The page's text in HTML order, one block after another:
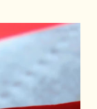
rządowi
schodzą na
Koalicji
się na